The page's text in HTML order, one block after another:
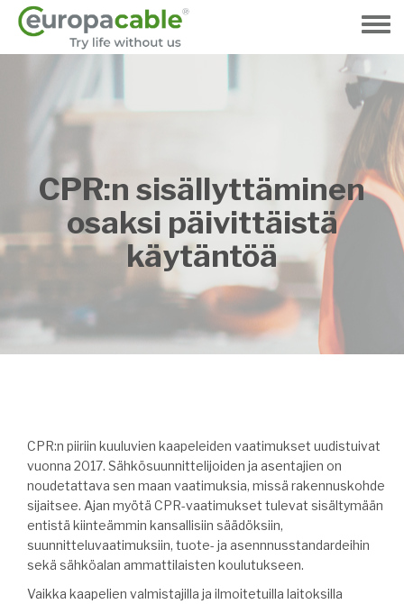
Hyppää
pääsisältöön
Toggle
menu
CPR:n sisällyttäminen
osaksi päivittäistä
käytäntöä
CPR:n piiriin kuuluvien kaapeleiden vaatimukset uudistuivat
vuonna 2017. Sähkösuunnittelijoiden ja asentajien on
noudetattava sen maan vaatimuksia, missä rakennuskohde
sijaitsee. Ajan myötä CPR-vaatimukset tulevat sisältymään
entistä kiinteämmin kansallisiin säädöksiin,
suunnitteluvaatimuksiin, tuote- ja asennnusstandardeihin
sekä sähköalan ammattilaisten koulutukseen.
Vaikka kaapelien valmistajilla ja ilmoitetuilla laitoksilla